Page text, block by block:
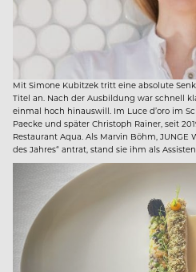
Mit Simone Kubitzek tritt eine absolute
Titel an. Nach der Ausbildung war schnell
einmal hoch hinauswill. Im Luce d’oro im
Paecke und später Christoph Rainer, seit
Restaurant Aqua. Als Marvin Böhm, JUNGE
des Jahres“ antrat, stand sie ihm als